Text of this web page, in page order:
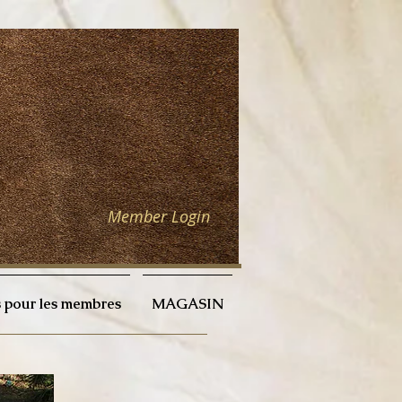
Member Login
les membres MAGASIN